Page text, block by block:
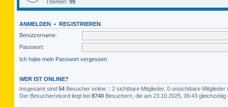
Themen: 99
ANMELDEN • REGISTRIEREN
Benutzername:
Passwort:
Ich habe mein Passwort vergessen
WER IST ONLINE?
Insgesamt sind 54 Besucher online :: 2 sichtbare Mitglieder, 0 unsichtbare
Der Besucherrekord liegt bei 8740 Besuchern, die am 23.10.2025, 06:43 gleichzeitig